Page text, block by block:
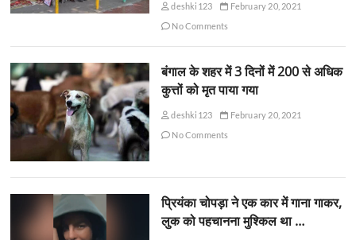
deshki123
February 20, 2021
No Comments
बंगाल के शहर में 3 दिनों में 200 से अधिक
कुत्तों को मृत पाया गया
deshki123
February 20, 2021
No Comments
प्रियंका चोपड़ा ने एक कार में गाना गाकर,
लुक को पहचानना मुश्किल था …